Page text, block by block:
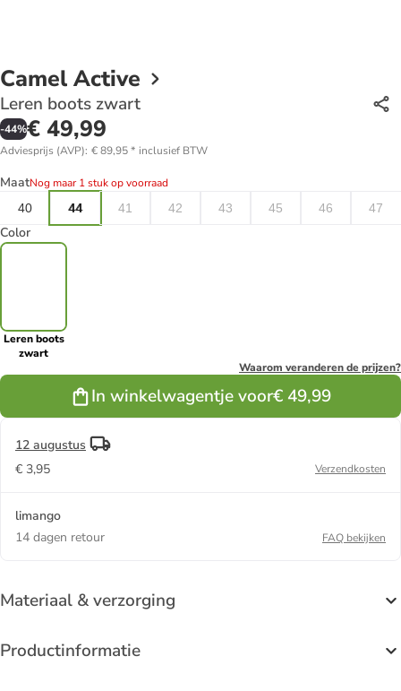
Camel Active
Leren boots zwart
-44%€ 49,99
Adviesprijs (AVP): € 89,95* inclusief BTW
MaatNog maar 1 stuk op voorraad
40
44 41 42 43 45 46 47
Color
Leren boots
zwart
Waarom veranderen de prijzen?
In winkelwagentje voor€ 49,99
12 augustus
€ 3,95
Verzendkosten
limango
14 dagen retour
FAQ bekijken
Materiaal & verzorging
Productinformatie